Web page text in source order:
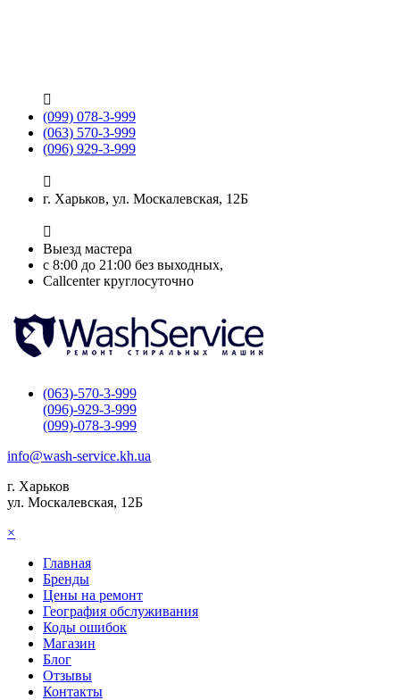

(099) 078-3-999
(063) 570-3-999
(096) 929-3-999

г. Харьков, ул. Москалевская, 12Б

Выезд мастера
с 8:00 до 21:00 без выходных,
Callcenter круглосуточно
(063)-570-3-999
(096)-929-3-999
(099)-078-3-999
info@wash-service.kh.ua
г. Харьков
ул. Москалевская, 12Б
×
Главная
Бренды
Цены на ремонт
География обслуживания
Коды ошибок
Магазин
Блог
Отзывы
Контакты